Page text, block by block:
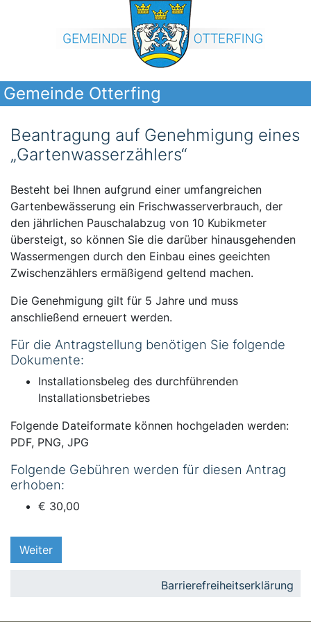
Gemeinde Otterfing
Beantragung auf Genehmigung eines
„Gartenwasserzählers“
Besteht bei Ihnen aufgrund einer umfangreichen
Gartenbewässerung ein Frischwasserverbrauch, der
den jährlichen Pauschalabzug von 10 Kubikmeter
übersteigt, so können Sie die darüber hinausgehenden
Wassermengen durch den Einbau eines geeichten
Zwischenzählers ermäßigend geltend machen.
Die Genehmigung gilt für 5 Jahre und muss
anschließend erneuert werden.
Für die Antragstellung benötigen Sie folgende
Dokumente:
Installationsbeleg des durchführenden
Installationsbetriebes
Folgende Dateiformate können hochgeladen werden:
PDF, PNG, JPG
Folgende Gebühren werden für diesen Antrag
erhoben:
€ 30,00
Weiter
Barrierefreiheitserklärung